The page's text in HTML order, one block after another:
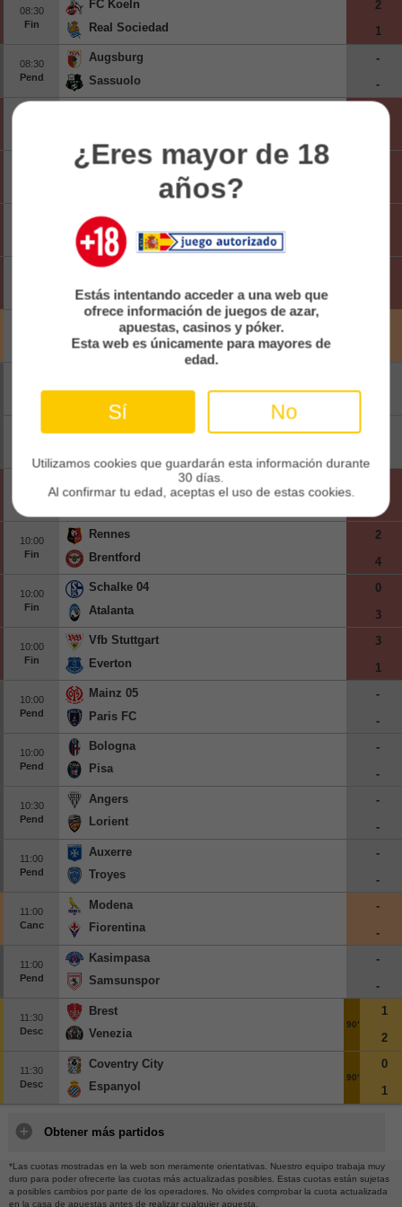
08:30
Fin
FC Koeln
Real Sociedad
2
1
08:30
Pend
Augsburg
Sassuolo
-
-
Brighton & Hove Albion
Lens
Sunderland
Ipswich Town
Rayo Vallecano
Club Brugge U23
Le Havre
Pend
09:00
Manchester United
10:00
Fin
Rennes
Brentford
2
4
10:00
Fin
Schalke 04
Atalanta
0
3
10:00
Fin
Vfb Stuttgart
Everton
3
1
10:00
Pend
Mainz 05
Paris FC
-
-
10:00
Pend
Bologna
Pisa
-
-
10:30
Pend
Angers
Lorient
-
-
11:00
Pend
Auxerre
Troyes
-
-
11:00
Canc
Modena
Fiorentina
-
-
11:00
Pend
Kasimpasa
Samsunspor
-
-
11:30
Desc
Brest
Venezia
90'
1
2
11:30
Desc
Coventry City
Espanyol
90'
0
1
Obtener más partidos
*Las cuotas mostradas en la web son meramente orientativas. Nuestro equipo trabaja muy
duro para poder ofrecerte las cuotas más actualizadas posibles. Estas cuotas están sujetas
a posibles cambios por parte de los operadores. No olvides comprobar la cuota actualizada
en la casa de apuestas antes de realizar cualquier apuesta.
Beisbol
Hockey
Fútbol Americano
¿Eres mayor de 18
años?
Estás intentando acceder a una web que
ofrece información de juegos de azar,
apuestas, casinos y póker.
Esta web es únicamente para mayores de
edad.
Sí No
Utilizamos cookies que guardarán esta información durante
30 días.
Al confirmar tu edad, aceptas el uso de estas cookies.